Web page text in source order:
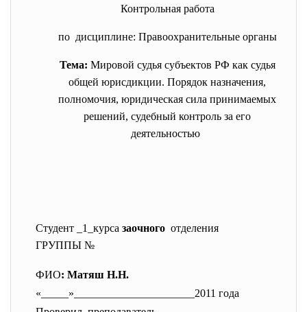
Контрольная работа
по дисциплине: Правоохранительные органы
Тема: Мировой судья субъектов РФ как судья
общей юрисдикции. Порядок назначения,
полномочия, юридическая сила принимаемых
решений, судебный контроль за его
деятельностью
Студент _1_курса заочного отделения
ГРУППЫ №
ФИО: Матяш Н.Н.
«_____»______________________ 2011 года